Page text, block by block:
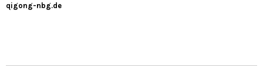
qigong-nbg.de